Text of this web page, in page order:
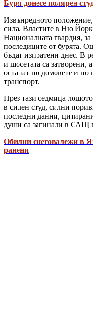
Буря донесе полярен
Извънредното
сила. Властите в Ню
Националната гвардия, за
последиците от бурята.
бъдат изпратени днес. В
и шосетата са затворени,
останат по домовете и по
транспорт.
През тази седмица
в силен студ, силни
последни данни,
души са загинали в САЩ в
Обилни снеговалежи в
ранени